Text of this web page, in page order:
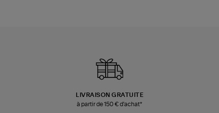
LIVRAISON GRATUITE
à partir de 150 € d'achat*